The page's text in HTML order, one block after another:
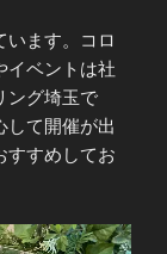
います。コロ
イベントは社
ング埼玉で
して開催が出
すすめしてお